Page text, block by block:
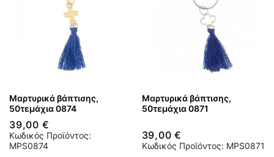
Μαρτυρικά βάπτισης,
50τεμάχια 0874
39,00 €
Κωδικός Προϊόντος:
MPS0874
Μαρτυρικά βάπτισης,
50τεμάχια 0871
39,00 €
Κωδικός Προϊόντος: MPS0871